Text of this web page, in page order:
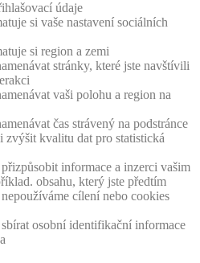
údaje
si vaše nastavení sociálních
si region a zemi
stránky, které jste navštívili
vaši polohu a region na
čas strávený na podstránce
kvalitu dat pro statistická
informace a inzerci vašim
obsahu, který jste předtím
cílení nebo cookies
osobní identifikační informace